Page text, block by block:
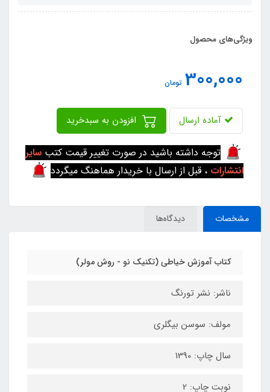
ویژگی‌های محصول
300,000 تومان
آماده ارسال
توجه داشته باشید در صورت تغییر قیمت کتب سایر
انتشارات ، قبل از ارسال با خریدار هماهنگ میگردد
مشخصات دیدگاه‌ها
کتاب آموزش خیاطی (تکنیک نو - روش مولر)‌
ناشر: نشر تورنگ
مولف: سوسن بیگلری
سال چاپ: 1390
نوبت چاپ: 2